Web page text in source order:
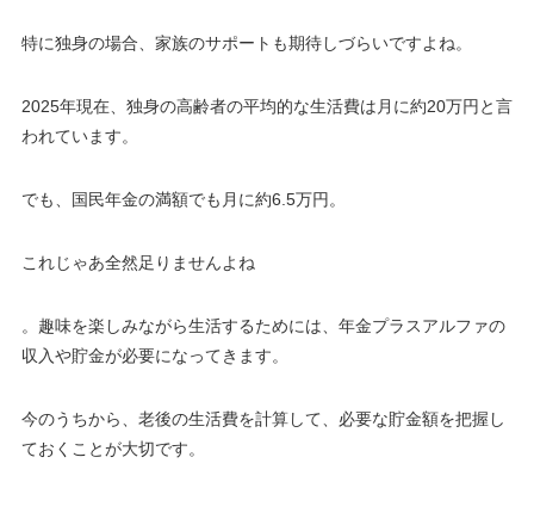
特に独身の場合、家族のサポートも期待しづらいですよね。
2025年現在、独身の高齢者の平均的な生活費は月に約20万円と言
われています。
でも、国民年金の満額でも月に約6.5万円。
これじゃあ全然足りませんよね
。趣味を楽しみながら生活するためには、年金プラスアルファの
収入や貯金が必要になってきます。
今のうちから、老後の生活費を計算して、必要な貯金額を把握し
ておくことが大切です。